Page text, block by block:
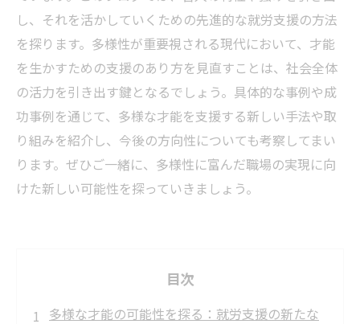
し、それを活かしていくための先進的な就労支援の方法
を探ります。多様性が重要視される現代において、才能
を生かすための支援のあり方を見直すことは、社会全体
の活力を引き出す鍵となるでしょう。具体的な事例や成
功事例を通じて、多様な才能を支援する新しい手法や取
り組みを紹介し、今後の方向性についても考察してまい
ります。ぜひご一緒に、多様性に富んだ職場の実現に向
けた新しい可能性を探っていきましょう。
目次
多様な才能の可能性を探る：就労支援の新たな